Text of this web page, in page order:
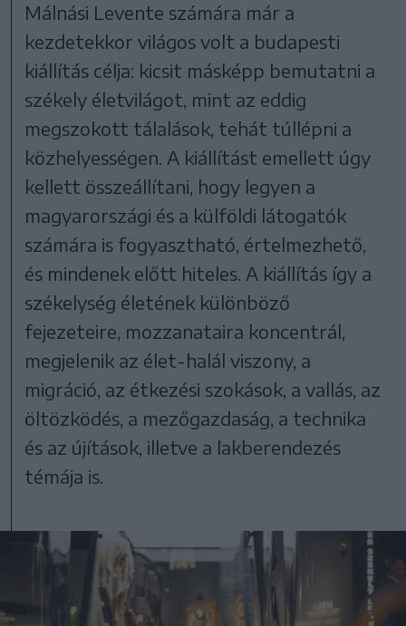
Málnási Levente számára már a
kezdetekkor világos volt a budapesti
kiállítás célja: kicsit másképp bemutatni a
székely életvilágot, mint az eddig
megszokott tálalások, tehát túllépni a
közhelyességen. A kiállítást emellett úgy
kellett összeállítani, hogy legyen a
magyarországi és a külföldi látogatók
számára is fogyasztható, értelmezhető,
és mindenek előtt hiteles. A kiállítás így a
székelység életének különböző
fejezeteire, mozzanataira koncentrál,
megjelenik az élet-halál viszony, a
migráció, az étkezési szokások, a vallás, az
öltözködés, a mezőgazdaság, a technika
és az újítások, illetve a lakberendezés
témája is.